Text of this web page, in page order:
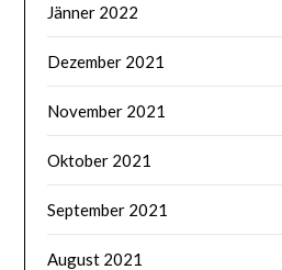
Jänner 2022
Dezember 2021
November 2021
Oktober 2021
September 2021
August 2021